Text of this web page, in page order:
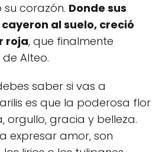
corazón. Donde sus
al suelo, creció
roja, que finalmente
Alteo.
saber si vas a
es que la poderosa flor
orgullo, gracia y belleza.
expresar amor, son